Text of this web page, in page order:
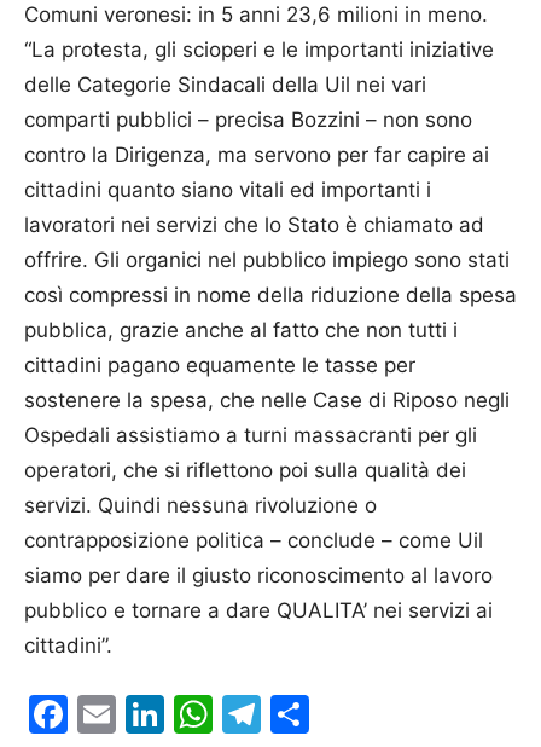
Comuni veronesi: in 5 anni 23,6 milioni in meno.
“La protesta, gli scioperi e le importanti iniziative
delle Categorie Sindacali della Uil nei vari
comparti pubblici – precisa Bozzini – non sono
contro la Dirigenza, ma servono per far capire ai
cittadini quanto siano vitali ed importanti i
lavoratori nei servizi che lo Stato è chiamato ad
offrire. Gli organici nel pubblico impiego sono stati
così compressi in nome della riduzione della spesa
pubblica, grazie anche al fatto che non tutti i
cittadini pagano equamente le tasse per
sostenere la spesa, che nelle Case di Riposo negli
Ospedali assistiamo a turni massacranti per gli
operatori, che si riflettono poi sulla qualità dei
servizi. Quindi nessuna rivoluzione o
contrapposizione politica – conclude – come Uil
siamo per dare il giusto riconoscimento al lavoro
pubblico e tornare a dare QUALITA’ nei servizi ai
cittadini”.
Facebook
EmailLinkedIn
WhatsApp
Telegram